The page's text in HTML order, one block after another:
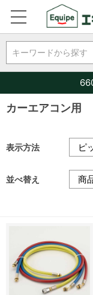
キーワードから探す
カーエアコン用
表示方法
並べ替え